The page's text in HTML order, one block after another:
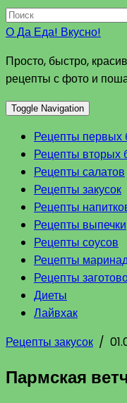
О Да Еда! Вкусно!
Просто, быстро,
рецепты с фото и
Toggle Navigation
Рецепты первых
Рецепты вторых
Рецепты салатов
Рецепты закусок
Рецепты
Рецепты выпечки
Рецепты соусов
Рецепты
Рецепты
Диеты
Лайвхак
Рецепты закусок /
Пармская